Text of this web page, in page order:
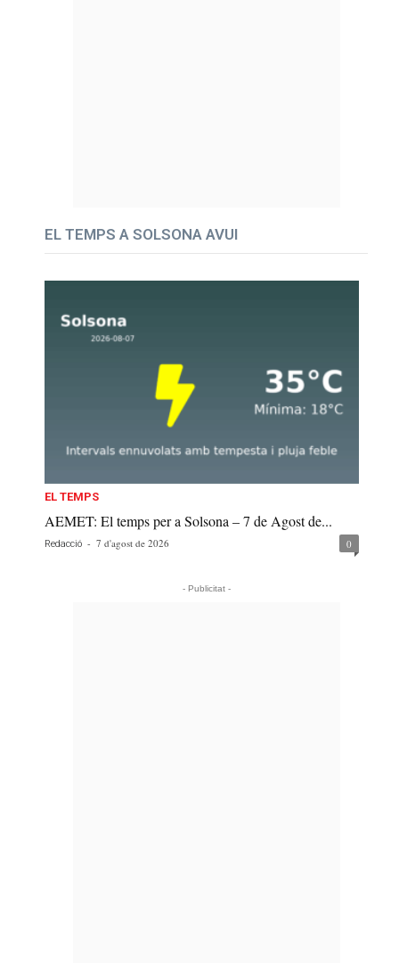
EL TEMPS A SOLSONA AVUI
EL TEMPS
AEMET: El temps per a Solsona – 7 de Agost de...
Redacció - 7 d'agost de 2026 0
- Publicitat -